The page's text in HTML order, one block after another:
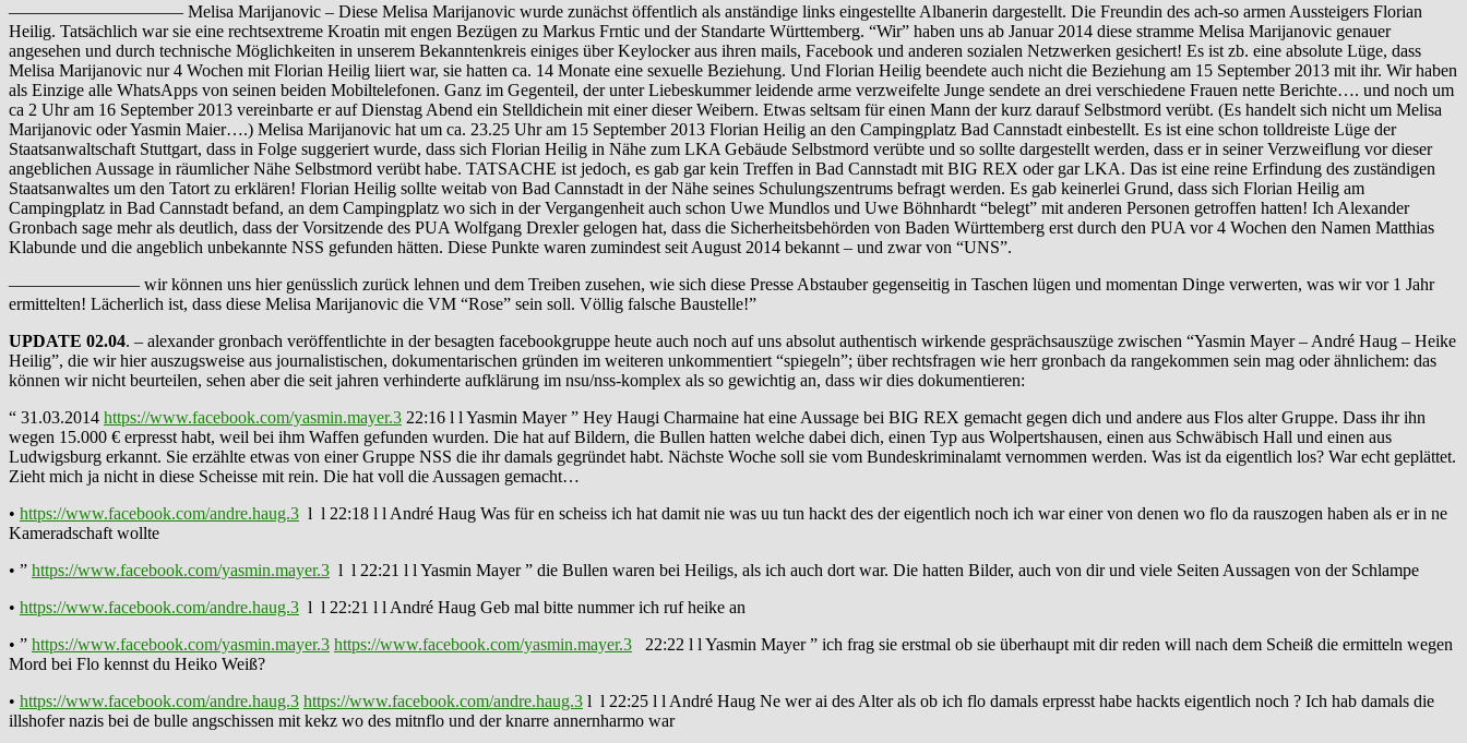
—————————— Melisa Marijanovic – Diese Melisa Marijanovic wurde zunächst öffentlich als anständige links eingestellte Albanerin dargestellt. Die Freundin des ach-so armen Aussteigers Florian
Heilig. Tatsächlich war sie eine rechtsextreme Kroatin mit engen Bezügen zu Markus Frntic und der Standarte Württemberg. “Wir” haben uns ab Januar 2014 diese stramme Melisa Marijanovic genauer
angesehen und durch technische Möglichkeiten in unserem Bekanntenkreis einiges über Keylocker aus ihren mails, Facebook und anderen sozialen Netzwerken gesichert! Es ist zb. eine absolute Lüge, dass
Melisa Marijanovic nur 4 Wochen mit Florian Heilig liiert war, sie hatten ca. 14 Monate eine sexuelle Beziehung. Und Florian Heilig beendete auch nicht die Beziehung am 15 September 2013 mit ihr. Wir haben
als Einzige alle WhatsApps von seinen beiden Mobiltelefonen. Ganz im Gegenteil, der unter Liebeskummer leidende arme verzweifelte Junge sendete an drei verschiedene Frauen nette Berichte…. und noch um
ca 2 Uhr am 16 September 2013 vereinbarte er auf Dienstag Abend ein Stelldichein mit einer dieser Weibern. Etwas seltsam für einen Mann der kurz darauf Selbstmord verübt. (Es handelt sich nicht um Melisa
Marijanovic oder Yasmin Maier….) Melisa Marijanovic hat um ca. 23.25 Uhr am 15 September 2013 Florian Heilig an den Campingplatz Bad Cannstadt einbestellt. Es ist eine schon tolldreiste Lüge der
Staatsanwaltschaft Stuttgart, dass in Folge suggeriert wurde, dass sich Florian Heilig in Nähe zum LKA Gebäude Selbstmord verübte und so sollte dargestellt werden, dass er in seiner Verzweiflung vor dieser
angeblichen Aussage in räumlicher Nähe Selbstmord verübt habe. TATSACHE ist jedoch, es gab gar kein Treffen in Bad Cannstadt mit BIG REX oder gar LKA. Das ist eine reine Erfindung des zuständigen
Staatsanwaltes um den Tatort zu erklären! Florian Heilig sollte weitab von Bad Cannstadt in der Nähe seines Schulungszentrums befragt werden. Es gab keinerlei Grund, dass sich Florian Heilig am
Campingplatz in Bad Cannstadt befand, an dem Campingplatz wo sich in der Vergangenheit auch schon Uwe Mundlos und Uwe Böhnhardt “belegt” mit anderen Personen getroffen hatten! Ich Alexander
Gronbach sage mehr als deutlich, dass der Vorsitzende des PUA Wolfgang Drexler gelogen hat, dass die Sicherheitsbehörden von Baden Württemberg erst durch den PUA vor 4 Wochen den Namen Matthias
Klabunde und die angeblich unbekannte NSS gefunden hätten. Diese Punkte waren zumindest seit August 2014 bekannt – und zwar von “UNS”.
———————– wir können uns hier genüsslich zurück lehnen und dem Treiben zusehen, wie sich diese Presse Abstauber gegenseitig in Taschen lügen und momentan Dinge verwerten, was wir vor 1 Jahr
ermittelten! Lächerlich ist, dass diese Melisa Marijanovic die VM “Rose” sein soll. Völlig falsche Baustelle!”
UPDATE 02.04. – alexander gronbach veröffentlichte in der besagten facebookgruppe heute auch noch auf uns absolut authentisch wirkende gesprächsauszüge zwischen “Yasmin Mayer – André Haug – Heike
Heilig”, die wir hier auszugsweise aus journalistischen, dokumentarischen gründen im weiteren unkommentiert “spiegeln”; über rechtsfragen wie herr gronbach da rangekommen sein mag oder ähnlichem: das
können wir nicht beurteilen, sehen aber die seit jahren verhinderte aufklärung im nsu/nss-komplex als so gewichtig an, dass wir dies dokumentieren:
“ 31.03.2014 https://www.facebook.com/yasmin.mayer.3 22:16 l l Yasmin Mayer ” Hey Haugi Charmaine hat eine Aussage bei BIG REX gemacht gegen dich und andere aus Flos alter Gruppe. Dass ihr ihn
wegen 15.000 € erpresst habt, weil bei ihm Waffen gefunden wurden. Die hat auf Bildern, die Bullen hatten welche dabei dich, einen Typ aus Wolpertshausen, einen aus Schwäbisch Hall und einen aus
Ludwigsburg erkannt. Sie erzählte etwas von einer Gruppe NSS die ihr damals gegründet habt. Nächste Woche soll sie vom Bundeskriminalamt vernommen werden. Was ist da eigentlich los? War echt geplättet.
Zieht mich ja nicht in diese Scheisse mit rein. Die hat voll die Aussagen gemacht…
• https://www.facebook.com/andre.haug.3 l l 22:18 l l André Haug Was für en scheiss ich hat damit nie was uu tun hackt des der eigentlich noch ich war einer von denen wo flo da rauszogen haben als er in ne
Kameradschaft wollte
• ” https://www.facebook.com/yasmin.mayer.3 l l 22:21 l l Yasmin Mayer ” die Bullen waren bei Heiligs, als ich auch dort war. Die hatten Bilder, auch von dir und viele Seiten Aussagen von der Schlampe
• https://www.facebook.com/andre.haug.3 l l 22:21 l l André Haug Geb mal bitte nummer ich ruf heike an
• ” https://www.facebook.com/yasmin.mayer.3 https://www.facebook.com/yasmin.mayer.3 22:22 l l Yasmin Mayer ” ich frag sie erstmal ob sie überhaupt mit dir reden will nach dem Scheiß die ermitteln wegen
Mord bei Flo kennst du Heiko Weiß?
• https://www.facebook.com/andre.haug.3 https://www.facebook.com/andre.haug.3 l l 22:25 l l André Haug Ne wer ai des Alter als ob ich flo damals erpresst habe hackts eigentlich noch ? Ich hab damals die
illshofer nazis bei de bulle angschissen mit kekz wo des mitnflo und der knarre annernharmo war